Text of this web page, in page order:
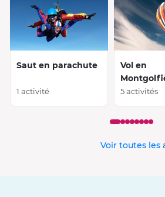
Saut en parachute
1 activité
Vol en
5 activités
Voir toutes les